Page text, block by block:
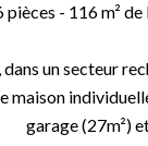
pièces - 116 m²
un secteur
maison
garage (27m²)